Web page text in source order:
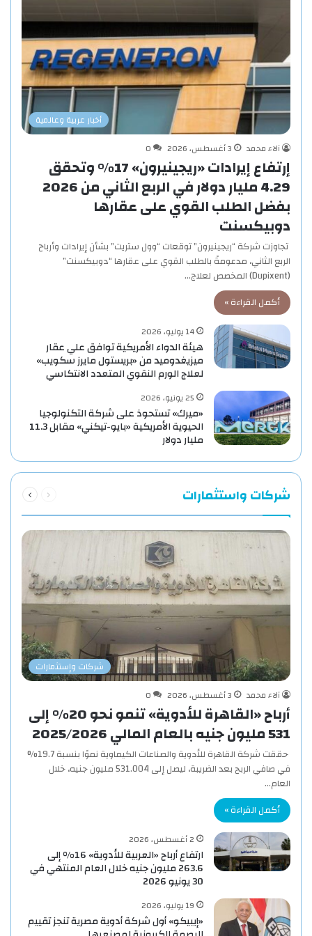
أخبار عربية وعالمية
آلاء محمد
3 أغسطس، 2026 0
إرتفاع إيرادات «ريجينيرون» 17% وتحقق
4.29 مليار دولار في الربع الثاني من 2026
بفضل الطلب القوي على عقارها
دوبيكسنت
تجاوزت شركة “ريجينيرون” توقعات “وول ستريت” بشأن إيرادات وأرباح
الربع الثاني، مدعومةً بالطلب القوي على عقارها “دوبيكسنت”
(Dupixent) المخصص لعلاج…
أكمل القراءة »
14 يوليو، 2026
هيئة الدواء الأمريكية توافق علي عقار
ميزيغدوميد من «بريستول مايرز سكويب»
لعلاج الورم النقوي المتعدد الانتكاسي
25 يونيو، 2026
«ميرك» تستحوذ على شركة التكنولوجيا
الحيوية الأمريكية «بايو-تيكني» مقابل 11.3
مليار دولار
شركات واستثمارات الصفحةالصفحة
شركات وإستثمارات
آلاء محمد
3 أغسطس، 2026 0
أرباح «القاهرة للأدوية» تنمو نحو 20% إلى
531 مليون جنيه بالعام المالي 2025/2026
حققت شركة القاهرة للأدوية والصناعات الكيماوية نموًا بنسبة 19.7%
في صافي الربح بعد الضريبة، ليصل إلى 531.004 مليون جنيه، خلال
العام…
أكمل القراءة »
2 أغسطس، 2026
ارتفاع أرباح «العربية للأدوية» 16% إلى
263.6 مليون جنيه خلال العام المنتهي في
30 يونيو 2026
19 يوليو، 2026
«إيبيكو» أول شركة أدوية مصرية تنجز تقييم